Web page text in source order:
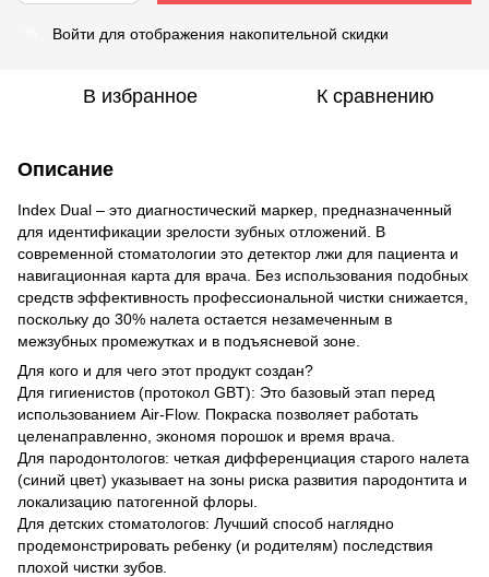
Войти для отображения накопительной скидки
В избранное К сравнению
Описание
Index Dual – это диагностический маркер, предназначенный
для идентификации зрелости зубных отложений. В
современной стоматологии это детектор лжи для пациента и
навигационная карта для врача. Без использования подобных
средств эффективность профессиональной чистки снижается,
поскольку до 30% налета остается незамеченным в
межзубных промежутках и в подъясневой зоне.
Для кого и для чего этот продукт создан?
Для гигиенистов (протокол GBT): Это базовый этап перед
использованием Air-Flow. Покраска позволяет работать
целенаправленно, экономя порошок и время врача.
Для пародонтологов: четкая дифференциация старого налета
(синий цвет) указывает на зоны риска развития пародонтита и
локализацию патогенной флоры.
Для детских стоматологов: Лучший способ наглядно
продемонстрировать ребенку (и родителям) последствия
плохой чистки зубов.